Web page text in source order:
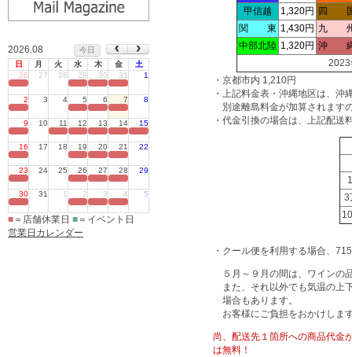
2026.08
今日
日
月 火 水 木 金
土
26
27 28 29 30 31 1
2 3 4 5 6 7 8
9 10 11 12 13 14 15
16 17 18 19 20 21 22
23 24 25 26 27 28 29
30 31 1 2 3 4 5
■ ＝店舗休業日 ■ ＝イベント日
営業日カレンダー
甲信越
1,320円
四
関 東 1,430円 九
中部北陸 1,320円 沖
2023
・京都市内 1,210円
・上記料金表・沖縄地区は、
別途離島料金が加算されます
・代金引換の場合は、上記配送
3
・クール便を利用する場合、
５月～９月の間は、ワインの
また、それ以外でも気温の上
場合もあります。
お客様にご負担をおかけしま
尚、配送先１箇所への商品代
は無料！